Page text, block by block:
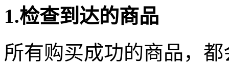
1.检查到达的商品
所有购买成功的商品，